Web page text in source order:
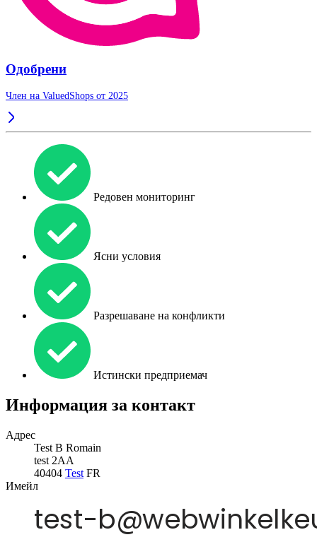
Одобрени
Член на ValuedShops от 2025
Редовен мониторинг
Ясни условия
Разрешаване на конфликти
Истински предприемач
Информация за контакт
Адрес
Test B Romain
test 2AA
40404 Test FR
Имейл